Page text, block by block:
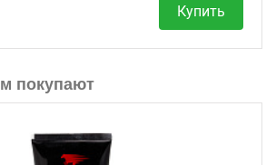
Купить
покупают